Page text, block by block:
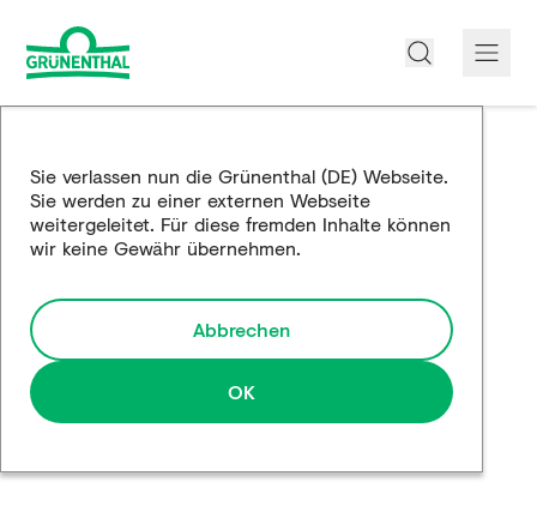
Produkte
Edukation
Forschung und Entwicklung
Partnerschaften
Sie verlassen nun die Grünenthal (DE) Webseite.
Sie werden zu einer externen Webseite
weitergeleitet. Für diese fremden Inhalte können
wir keine Gewähr übernehmen.
Abbrechen
OK